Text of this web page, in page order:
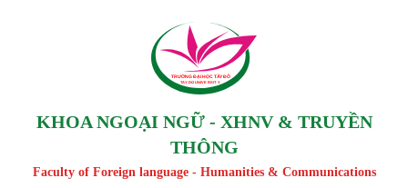
TRƯỜNG ĐẠI HỌC TÂY ĐÔ
TAY DO UNIVERSIT Y
KHOA NGOẠI NGỮ - XHNV & TRUYỀN
THÔNG
Faculty of Foreign language - Humanities & Communications